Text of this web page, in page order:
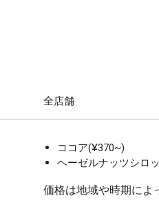
全店舗
ココア(¥370~)
ヘーゼルナッツシロ
価格は地域や時期によ